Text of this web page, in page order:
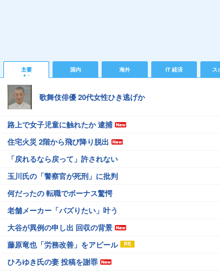
主要 国内 海外 IT 経済 ス
歌舞伎俳優 20代女性ひき逃げか
路上で女子児童に触れたか 逮捕
住宅火災 2階から飛び降り脱出
「戻れるなら戻って」許されない
玉川氏の「警察官が死刑」に批判
何だったの 転職でボーナス驚愕
老舗メーカー「バズりたい」叶う
大谷が異例の申し出 回収の背景
藤原竜也「労務改善」をアピール
ひろゆき氏の妻 投稿を謝罪